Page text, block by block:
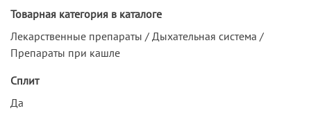
Товарная категория в каталоге
Лекарственные препараты / Дыхательная система /
Препараты при кашле
Сплит
Да